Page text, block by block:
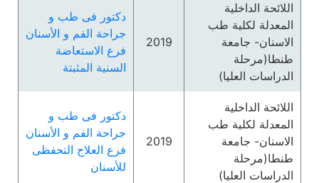
اللائحة الداخلية
المعدلة لكلية طب
الاسنان- جامعة
طنطا(مرحلة
الدراسات العليا)
2019
دكتور فى طب و
جراحة الفم و الأسنان
فرع الاستعاضة
السنية المثبتة
اللائحة الداخلية
المعدلة لكلية طب
الاسنان- جامعة
طنطا(مرحلة
الدراسات العليا)
2019
دكتور فى طب و
جراحة الفم و الأسنان
فرع العلاج التحفظى
للأسنان